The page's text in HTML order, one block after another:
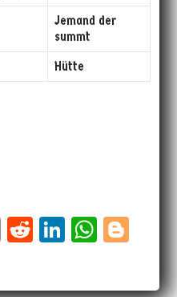
Jemand der
summt
Hütte
Co Re Li
W